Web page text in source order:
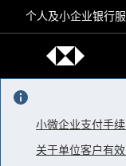
个人及小企业银行
小微企业支付手
关于单位客户有